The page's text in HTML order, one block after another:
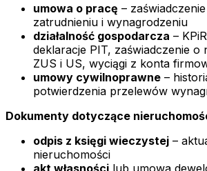
umowa o pracę –
zatrudnieniu i wynagrodzeniu
działalność gospodarcza –
deklaracje PIT, zaświadczenie o
ZUS i US, wyciągi z konta
umowy cywilnoprawne –
potwierdzenia przelewów
Dokumenty dotyczące
odpis z księgi wieczystej –
nieruchomości
akt własności lub umowa